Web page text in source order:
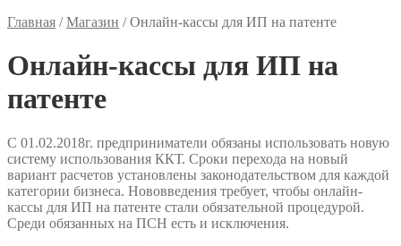
Главная /Магазин /Онлайн-кассы для ИП на патенте
Онлайн-кассы для ИП на
патенте
С 01.02.2018г. предприниматели обязаны использовать новую
систему использования ККТ. Сроки перехода на новый
вариант расчетов установлены законодательством для каждой
категории бизнеса. Нововведения требует, чтобы онлайн-
кассы для ИП на патенте стали обязательной процедурой.
Среди обязанных на ПСН есть и исключения.